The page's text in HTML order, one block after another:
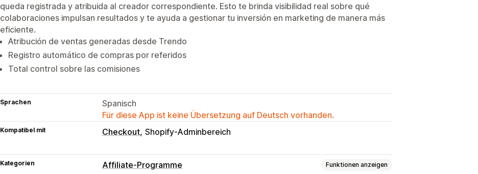
queda registrada y atribuida al creador correspondiente. Esto te brinda visibilidad real sobre qué
colaboraciones impulsan resultados y te ayuda a gestionar tu inversión en marketing de manera más
eficiente.
Atribución de ventas generadas desde Trendo
Registro automático de compras por referidos
Total control sobre las comisiones
Sprachen
Spanisch
Für diese App ist keine Übersetzung auf Deutsch vorhanden.
Kompatibel mit Checkout Shopify-Adminbereich
Kategorien Affiliate-Programme Funktionen anzeigen